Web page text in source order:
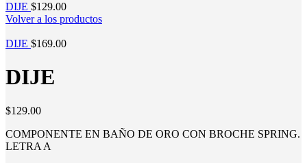
DIJE $129.00
Volver a los productos
DIJE $169.00
DIJE
$129.00
COMPONENTE EN BAÑO DE ORO CON BROCHE SPRING.
LETRA A